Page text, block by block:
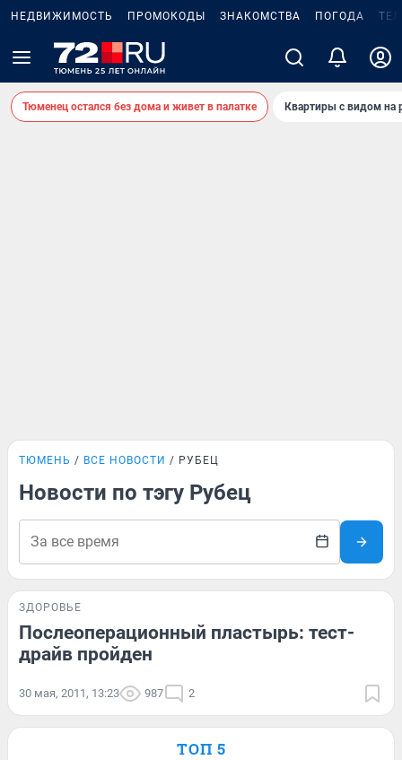
НЕДВИЖИМОСТЬ ПРОМОКОДЫ ЗНАКОМСТВА ПОГОДА
Тюменец остался без дома и живет в палатке Квартиры с видом на
ТЮМЕНЬ ВСЕ НОВОСТИ РУБЕЦ
Новости по тэгу Рубец
ЗДОРОВЬЕ
Послеоперационный пластырь: тест-
драйв пройден
30 мая, 2011, 13:23 987 2
ТОП 5